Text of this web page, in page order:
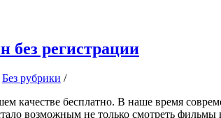
регистрации
Без рубрики /
кaчeствe бeсплaтнo. В наше время
возможным не только смотреть